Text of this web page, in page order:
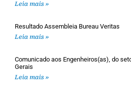
Leia mais »
Resultado Assembleia Bureau Veritas
Leia mais »
Comunicado aos Engenheiros(as), do
Gerais
Leia mais »